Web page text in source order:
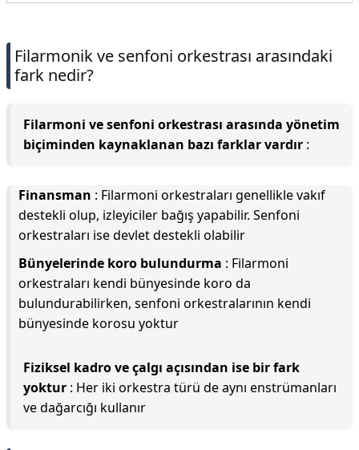
Filarmonik ve senfoni orkestrası arasındaki
fark nedir?
Filarmoni ve senfoni orkestrası arasında yönetim
biçiminden kaynaklanan bazı farklar vardır :
Finansman : Filarmoni orkestraları genellikle vakıf
destekli olup, izleyiciler bağış yapabilir. Senfoni
orkestraları ise devlet destekli olabilir
Bünyelerinde koro bulundurma : Filarmoni
orkestraları kendi bünyesinde koro da
bulundurabilirken, senfoni orkestralarının kendi
bünyesinde korosu yoktur
Fiziksel kadro ve çalgı açısından ise bir fark
yoktur : Her iki orkestra türü de aynı enstrümanları
ve dağarcığı kullanır